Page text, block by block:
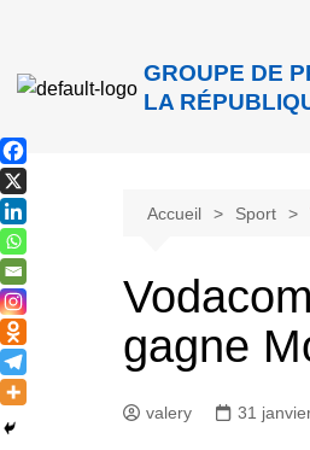
GROUPE DE
LA
Accueil Sport
gagne
valery 31